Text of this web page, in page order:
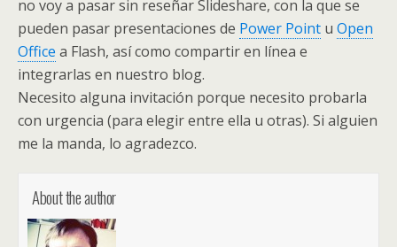
no voy a pasar sin reseñar Slideshare, con la que se
pueden pasar presentaciones de Power Point u Open
Office a Flash, así como compartir en línea e
integrarlas en nuestro blog.
Necesito alguna invitación porque necesito probarla
con urgencia (para elegir entre ella u otras). Si alguien
me la manda, lo agradezco.
About the author